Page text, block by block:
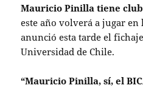
Mauricio Pinilla tiene club
este año volverá a jugar en
anunció esta tarde el
Universidad de Chile.
“Mauricio Pinilla, sí, el